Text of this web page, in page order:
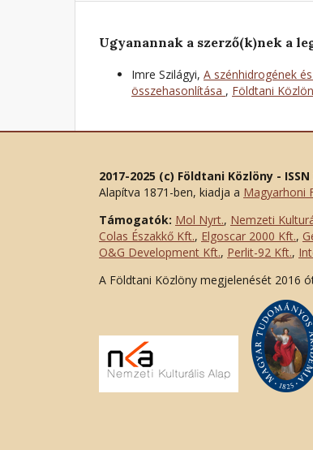
Ugyanannak a szerző(k)nek a
Imre Szilágyi, A szénhidrogének
összehasonlítása , Földtani
2017-2025 (c) Földtani Közlöny -
Alapítva 1871-ben, kiadja a Magyarhoni
Támogatók: Mol Nyrt., Nemzeti
Colas Északkő Kft., Elgoscar 2000 Kft.,
O&G Development Kft., Perlit-92 Kft.,
A Földtani Közlöny megjelenését 2016